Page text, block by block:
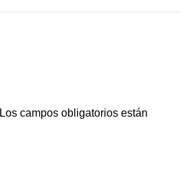
Los campos obligatorios están